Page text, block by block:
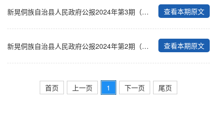
新晃侗族自治县人民政府公报2024年第3期（总第10期） 查看本期原文
新晃侗族自治县人民政府公报2024年第2期（总第9期） 查看本期原文
首页 上一页 1 下一页 尾页